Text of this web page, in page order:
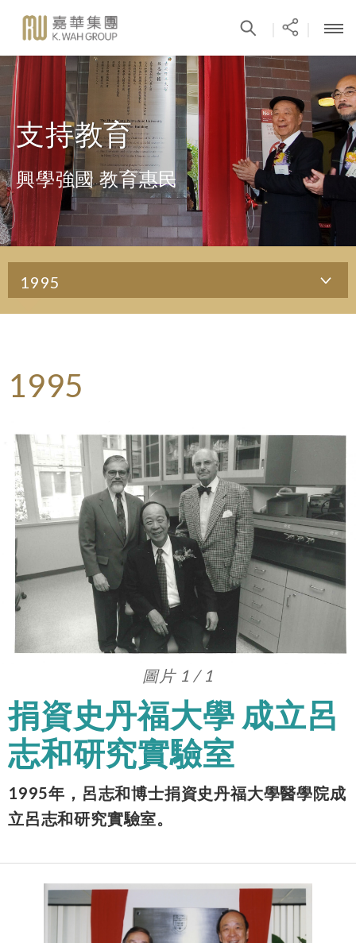
支持教育
興學強國 教育惠民
1995
1995
圖片 1 / 1
捐資史丹福大學 成立呂
志和研究實驗室
1995年，呂志和博士捐資史丹福大學醫學院成
立呂志和研究實驗室。